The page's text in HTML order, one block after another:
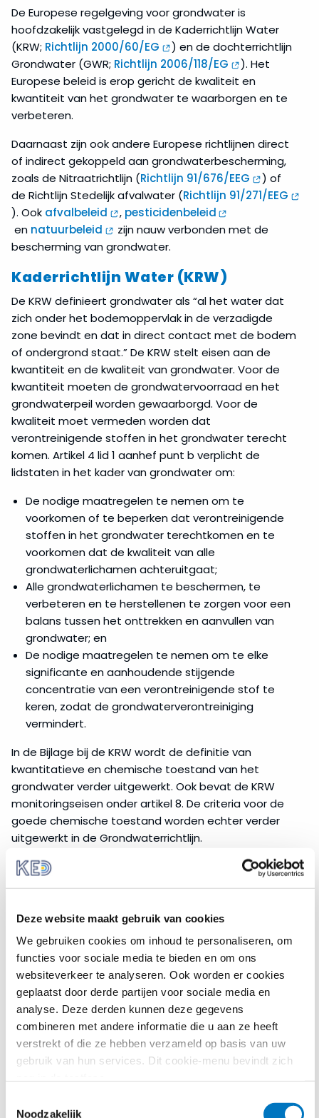
Deze website maakt gebruik van cookies
We gebruiken cookies om inhoud te personaliseren, om
functies voor sociale media te bieden en om ons
websiteverkeer te analyseren. Ook worden er cookies
geplaatst door derde partijen voor sociale media en
analyse. Deze derden kunnen deze gegevens
combineren met andere informatie die u aan ze heeft
verstrekt of die ze hebben verzameld op basis van uw
gebruik van hun services. Dit cookie-menu bevindt zich
Noodzakelijk
De Europese regelgeving voor grondwater is
hoofdzakelijk vastgelegd in de Kaderrichtlijn Water
(KRW; Richtlijn 2000/60/EG
) en de dochterrichtlijn
Grondwater (GWR; Richtlijn 2006/118/EG
). Het
Europese beleid is erop gericht de kwaliteit en
kwantiteit van het grondwater te waarborgen en te
verbeteren.
Daarnaast zijn ook andere Europese richtlijnen direct
of indirect gekoppeld aan grondwaterbescherming,
zoals de Nitraatrichtlijn (Richtlijn 91/676/EEG
) of
de Richtlijn Stedelijk afvalwater (Richtlijn 91/271/EEG
). Ook afvalbeleid , pesticidenbeleid
en natuurbeleid
zijn nauw verbonden met de
bescherming van grondwater.
Kaderrichtlijn Water (KRW)
De KRW definieert grondwater als “al het water dat
zich onder het bodemoppervlak in de verzadigde
zone bevindt en dat in direct contact met de bodem
of ondergrond staat.” De KRW stelt eisen aan de
kwantiteit en de kwaliteit van grondwater. Voor de
kwantiteit moeten de grondwatervoorraad en het
grondwaterpeil worden gewaarborgd. Voor de
kwaliteit moet vermeden worden dat
verontreinigende stoffen in het grondwater terecht
komen. Artikel 4 lid 1 aanhef punt b verplicht de
lidstaten in het kader van grondwater om:
De nodige maatregelen te nemen om te
voorkomen of te beperken dat verontreinigende
stoffen in het grondwater terechtkomen en te
voorkomen dat de kwaliteit van alle
grondwaterlichamen achteruitgaat;
Alle grondwaterlichamen te beschermen, te
verbeteren en te herstellenen te zorgen voor een
balans tussen het onttrekken en aanvullen van
grondwater; en
De nodige maatregelen te nemen om te elke
significante en aanhoudende stijgende
concentratie van een verontreinigende stof te
keren, zodat de grondwaterverontreiniging
vermindert.
In de Bijlage bij de KRW wordt de definitie van
kwantitatieve en chemische toestand van het
grondwater verder uitgewerkt. Ook bevat de KRW
monitoringseisen onder artikel 8. De criteria voor de
goede chemische toestand worden echter verder
uitgewerkt in de Grondwaterrichtlijn.
Om een goede toestand van het grondwater te
stroomgebiedsbeheer en de KRW vindt u op onze
hoofdpaginawaterbeheer.
Grondwaterrichtlijn
De GWR geeft verdere invulling aan de eisen uit de
KRW en heeft ook als doel de voorkoming en
beheersing van grondwaterverontreiniging. De GWR
wordt daarom ook wel een dochterrichtlijn van de
Kaderrichtlijn Water genoemd. De GRW bevat
grondwater onder artikelen 3 en 4. Artikel 5 verplicht